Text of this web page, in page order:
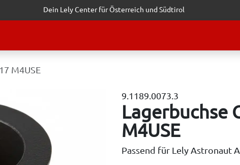
Dein Lely Center für Österreich und Südtirol
M4USE
9.1189.0073.3
Lagerbuchse
M4USE
Passend für Lely Astronaut